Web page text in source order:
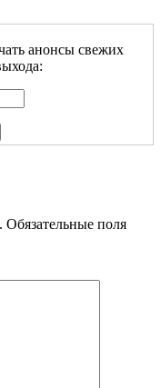
анонсы свежих
Обязательные поля